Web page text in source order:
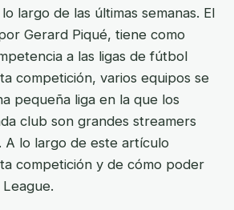
largo de las últimas semanas. El
Gerard Piqué, tiene como
a las ligas de fútbol
competición, varios equipos se
pequeña liga en la que los
club son grandes streamers
A lo largo de este artículo
competición y de cómo poder